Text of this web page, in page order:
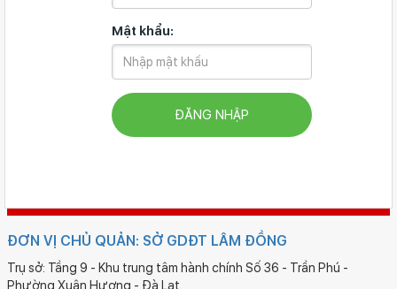
Mật khẩu:
ĐĂNG NHẬP
ĐƠN VỊ CHỦ QUẢN: SỞ GDĐT LÂM ĐỒNG
Trụ sở: Tầng 9 - Khu trung tâm hành chính Số 36 - Trần Phú -
Phường Xuân Hương - Đà Lạt.